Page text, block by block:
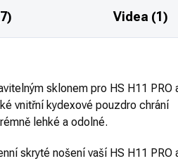
Videa (1)
sklonem pro HS H11 PRO
vnitřní kydexové pouzdro chrání
lehké a odolné.
skryté nošení vaší HS H11 PRO